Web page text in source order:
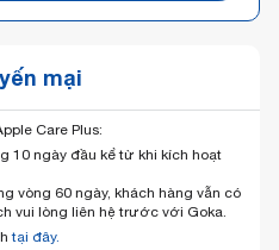
mại
Care Plus:
10 ngày đầu kể từ khi kích hoạt
vòng 60 ngày, khách hàng vẫn có
vui lòng liên hệ trước với Goka.
tại đây.